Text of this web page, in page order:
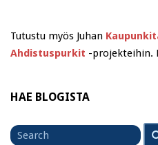
Tutustu myös Juhan
Ahdistuspurkit -projekteihin.
HAE BLOGISTA
Search
for